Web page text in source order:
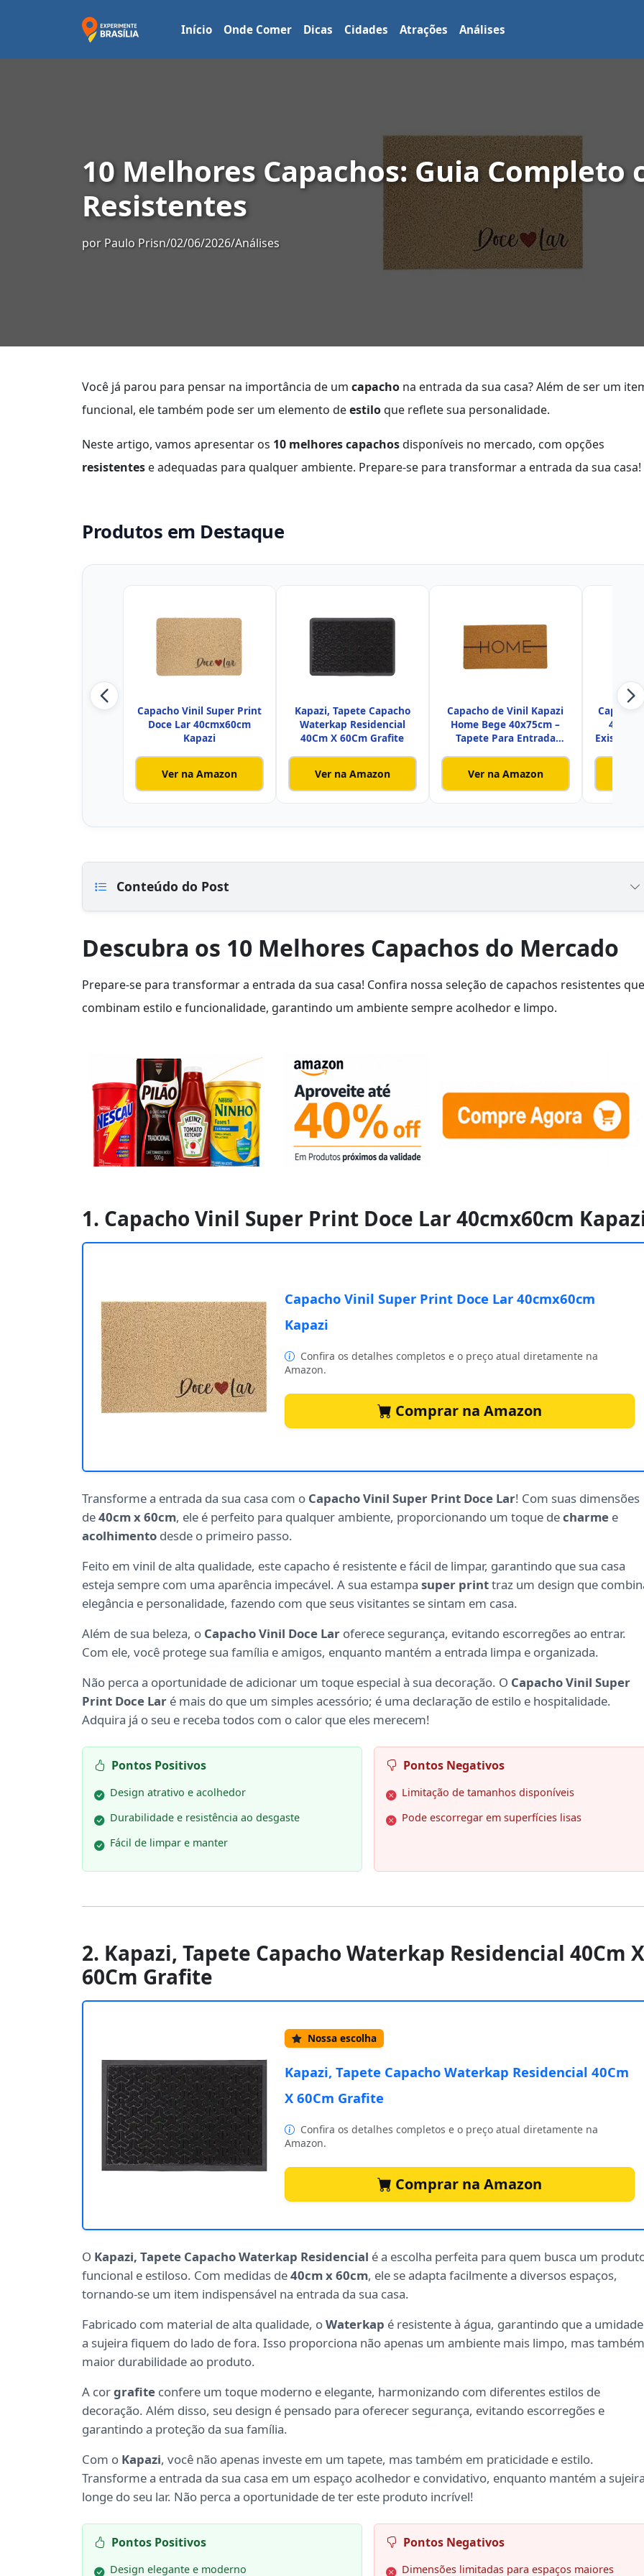
Início Onde Comer Dicas Cidades Atrações Análises
10 Melhores Capachos: Guia Completo
Resistentes
por Paulo Prisn/02/06/2026/Análises
Você já parou para pensar na importância de um capacho na entrada da sua casa? Além de ser um
funcional, ele também pode ser um elemento deestiloque reflete sua personalidade.
Neste artigo, vamos apresentar os 10 melhores capachosdisponíveis no mercado, com opções
resistentes e adequadas para qualquer ambiente. Prepare-se para transformar a entrada da sua casa!
Produtos em Destaque
Capacho Vinil Super Print
Doce Lar 40cmx60cm
Kapazi
Ver na Amazon
Kapazi, Tapete Capacho
Waterkap Residencial
40Cm X 60Cm Grafite
Ver na Amazon
Capacho de Vinil Kapazi
Home Bege 40x75cm –
Tapete Para Entrada
Ver na Amazon
Existe
Conteúdo do Post
Descubra os 10 Melhores Capachos do Mercado
Prepare-se para transformar a entrada da sua casa! Confira nossa seleção de capachos resistentes que
combinam estilo e funcionalidade, garantindo um ambiente sempre acolhedor e limpo.
1. Capacho Vinil Super Print Doce Lar 40cmx60cm
Capacho Vinil Super Print Doce Lar 40cmx60cm
Kapazi
Confira os detalhes completos e o preço atual diretamente na
Amazon.
Comprar na Amazon
Transforme a entrada da sua casa com o Capacho Vinil Super Print Doce Lar! Com suas dimensões
de40cm x 60cm, ele é perfeito para qualquer ambiente, proporcionando um toque decharme e
acolhimento desde o primeiro passo.
Feito em vinil de alta qualidade, este capacho é resistente e fácil de limpar, garantindo que sua casa
esteja sempre com uma aparência impecável. A sua estampa super printtraz um design que
elegância e personalidade, fazendo com que seus visitantes se sintam em casa.
Além de sua beleza, o Capacho Vinil Doce Lar oferece segurança, evitando escorregões ao entrar.
Com ele, você protege sua família e amigos, enquanto mantém a entrada limpa e organizada.
Não perca a oportunidade de adicionar um toque especial à sua decoração. O Capacho Vinil Super
Print Doce Lar é mais do que um simples acessório; é uma declaração de estilo e hospitalidade.
Adquira já o seu e receba todos com o calor que eles merecem!
Pontos Positivos
Design atrativo e acolhedor
Durabilidade e resistência ao desgaste
Fácil de limpar e manter
Pontos Negativos
Limitação de tamanhos disponíveis
Pode escorregar em superfícies lisas
2. Kapazi, Tapete Capacho Waterkap Residencial 40Cm X
60Cm Grafite
Nossa escolha
Kapazi, Tapete Capacho Waterkap Residencial 40Cm
X 60Cm Grafite
Confira os detalhes completos e o preço atual diretamente na
Amazon.
Comprar na Amazon
O Kapazi, Tapete Capacho Waterkap Residencial é a escolha perfeita para quem busca um
funcional e estiloso. Com medidas de40cm x 60cm, ele se adapta facilmente a diversos espaços,
tornando-se um item indispensável na entrada da sua casa.
Fabricado com material de alta qualidade, oWaterkap é resistente à água, garantindo que a
a sujeira fiquem do lado de fora. Isso proporciona não apenas um ambiente mais limpo, mas também
maior durabilidade ao produto.
A corgrafite confere um toque moderno e elegante, harmonizando com diferentes estilos de
decoração. Além disso, seu design é pensado para oferecer segurança, evitando escorregões e
garantindo a proteção da sua família.
Com o Kapazi, você não apenas investe em um tapete, mas também em praticidade e estilo.
Transforme a entrada da sua casa em um espaço acolhedor e convidativo, enquanto mantém a
longe do seu lar. Não perca a oportunidade de ter este produto incrível!
Pontos Positivos
Design elegante e moderno
Pontos Negativos
Dimensões limitadas para espaços maiores